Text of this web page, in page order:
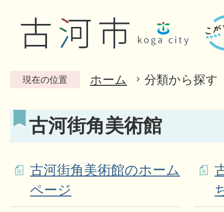
現在の位置 ホーム 分類から探す
古河街角美術館
古河街角美術館のホーム
ページ